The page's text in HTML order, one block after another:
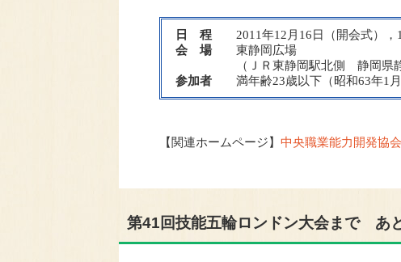
日 程 2011年12月16日（開会式），
会 場東静岡広場
（ＪＲ東静岡駅北側 静岡県静岡
参加者満年齢23歳以下（昭和63年1
【関連ホームページ】 中央職業能力開発協会
第41回技能五輪ロンドン大会まで あ